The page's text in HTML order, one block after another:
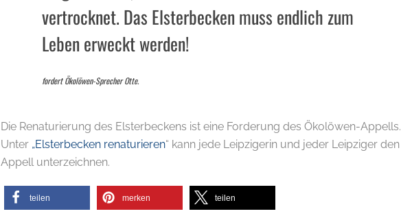
vertrocknet. Das Elsterbecken muss endlich zum
Leben erweckt werden!
fordert Ökolöwen-Sprecher Otte.
Die Renaturierung des Elsterbeckens ist eine Forderung des Ökolöwen-Appells.
Unter „Elsterbecken renaturieren“ kann jede Leipzigerin und jeder Leipziger den
Appell unterzeichnen.
teilen merken teilen